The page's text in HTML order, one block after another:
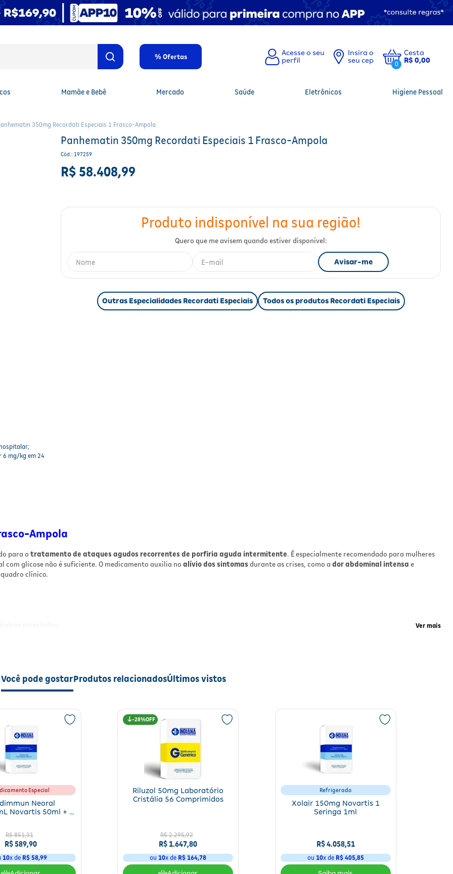
% Ofertas
Insira o
seu cep
0
Cesta
R$ 0,00
Mamãe e Bebê Mercado Saúde Eletrônicos Higiene Pessoal
350mg Recordati Especiais 1 Frasco-Ampola
6 mg/kg em 24
Panhematin 350mg Recordati Especiais 1 Frasco-Ampola
Cód.:197259
R$ 58.408,99
Outras Especialidades Recordati Especiais Todos os produtos Recordati Especiais
Ampola
para o tratamento de ataques agudos recorrentes de porfiria aguda intermitente. É especialmente recomendado para mulheres
com glicose não é suficiente. O medicamento auxilia no alívio dos sintomas durante as crises, como a dor abdominal intensa e
clínico.
associadas;
por médicos experientes em ambiente hospitalar com recursos clínicos e laboratoriais adequados. A dose não deve exceder 6 mg/kg
deve ser reconstituído imediatamente antes do uso.
de porfiria aguda intermitente
Ver mais
Você pode gostarProdutos relacionadosÚltimos vistos
Especial
Neoral
Novartis 50ml + 2
R$ 851,31
R$ 589,90
10x de R$ 58,99
28%
Riluzol 50mg Laboratório
Cristália 56 Comprimidos
R$ 2.295,92
R$1.647,80
ou 10x de R$ 164,78
Refrigerado
Xolair 150mg Novartis 1
Seringa 1ml
R$ 4.058,51
ou 10x de R$ 405,85